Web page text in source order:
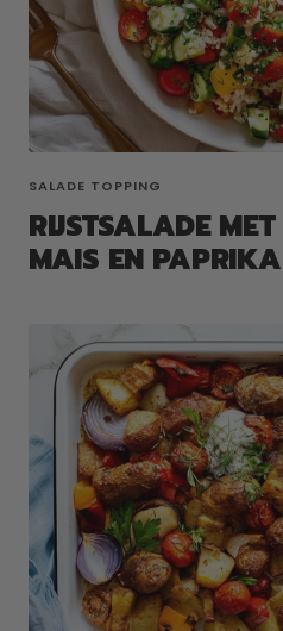
SALADE TOPPING
RIJSTSALADE
MAIS EN PAPRIKA